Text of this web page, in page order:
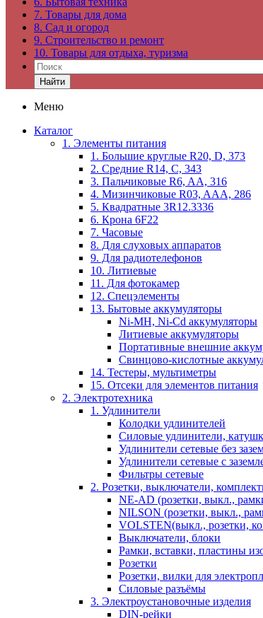
7. Товары для дома
8. Сад и огород
9. Строительство и ремонт
10. Товары для отдыха, туризма
Найти
Меню
Каталог
1. Элементы питания
1. Большие круглые R20, D, 373
2. Средние R14, C, 343
3. Пальчиковые R6, AA, 316
4. Мизинчиковые R03, AAA, 286
5. Квадратные 3R12.3336
6. Крона 6F22
7. Часовые
8. Для слуховых аппаратов
9. Для радиотелефонов
10. Литиевые
11. Для фотокамер
12. Спецэлементы
13. Бытовые аккумуляторы
Ni-MH, Ni-Cd аккумуляторы
Литиевые аккумуляторы
Портативные внешние
Свинцово-кислотные
14. Тестеры, мультиметры
15. Отсеки для элементов питания
2. Электротехника
1. Удлинители
Колодки удлинителей
Силовые удлинители,
Удлинители сетевые без
Удлинители сетевые с
Фильтры сетевые
2. Розетки, выключатели,
NE-AD (розетки, выкл.,
NILSON (розетки, выкл.,
VOLSTEN(выкл., розетки,
Выключатели, блоки
Рамки, вставки, пластины
Розетки
Розетки, вилки для
Силовые разъёмы
3. Электроустановочные изделия
DIN-рейки